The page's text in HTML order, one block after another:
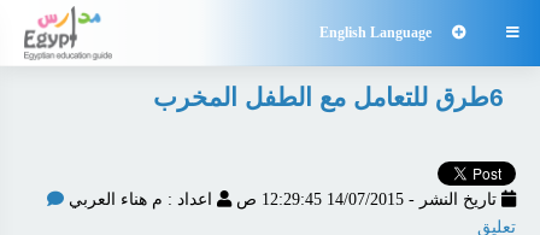

English Language
6طرق للتعامل مع الطفل المخرب
تاريخ النشر - 14/07/2015 12:29:45 ص
اعداد : م هناء العربي
تعليق